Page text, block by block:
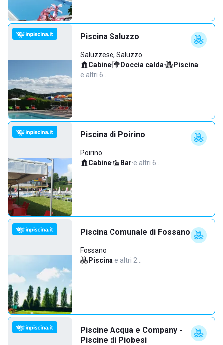
Piscina Saluzzo
Saluzzese, Saluzzo
Cabine· Doccia calda· Piscina·
e altri 6…
Piscina di Poirino
Poirino
Cabine· Bar·e altri 6…
Piscina Comunale di Fossano
Fossano
Piscina·e altri 2…
Piscine Acqua e Company -
Piscine di Piobesi